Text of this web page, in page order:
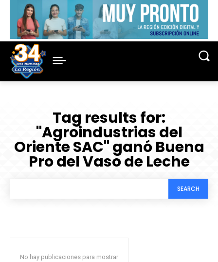
Tag results for:
"Agroindustrias del
Oriente SAC" ganó Buena
Pro del Vaso de Leche
SEARCH
No hay publicaciones para mostrar